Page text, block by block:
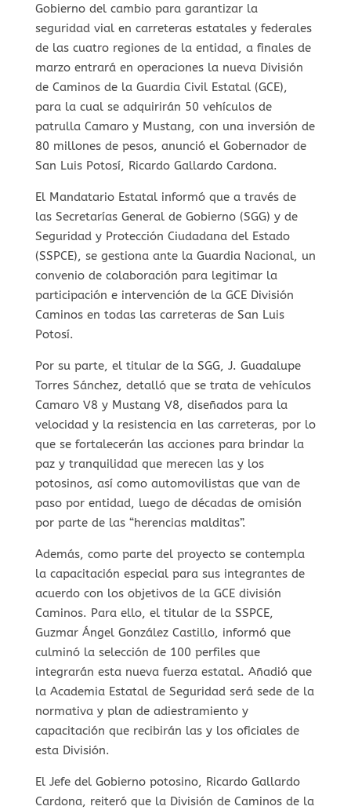
Gobierno del cambio para garantizar la
seguridad vial en carreteras estatales y federales
de las cuatro regiones de la entidad, a finales de
marzo entrará en operaciones la nueva División
de Caminos de la Guardia Civil Estatal (GCE),
para la cual se adquirirán 50 vehículos de
patrulla Camaro y Mustang, con una inversión de
80 millones de pesos, anunció el Gobernador de
San Luis Potosí, Ricardo Gallardo Cardona.
El Mandatario Estatal informó que a través de
las Secretarías General de Gobierno (SGG) y de
Seguridad y Protección Ciudadana del Estado
(SSPCE), se gestiona ante la Guardia Nacional, un
convenio de colaboración para legitimar la
participación e intervención de la GCE División
Caminos en todas las carreteras de San Luis
Potosí.
Por su parte, el titular de la SGG, J. Guadalupe
Torres Sánchez, detalló que se trata de vehículos
Camaro V8 y Mustang V8, diseñados para la
velocidad y la resistencia en las carreteras, por lo
que se fortalecerán las acciones para brindar la
paz y tranquilidad que merecen las y los
potosinos, así como automovilistas que van de
paso por entidad, luego de décadas de omisión
por parte de las “herencias malditas”.
Además, como parte del proyecto se contempla
la capacitación especial para sus integrantes de
acuerdo con los objetivos de la GCE división
Caminos. Para ello, el titular de la SSPCE,
Guzmar Ángel González Castillo, informó que
culminó la selección de 100 perfiles que
integrarán esta nueva fuerza estatal. Añadió que
la Academia Estatal de Seguridad será sede de la
normativa y plan de adiestramiento y
capacitación que recibirán las y los oficiales de
esta División.
El Jefe del Gobierno potosino, Ricardo Gallardo
Cardona, reiteró que la División de Caminos de la